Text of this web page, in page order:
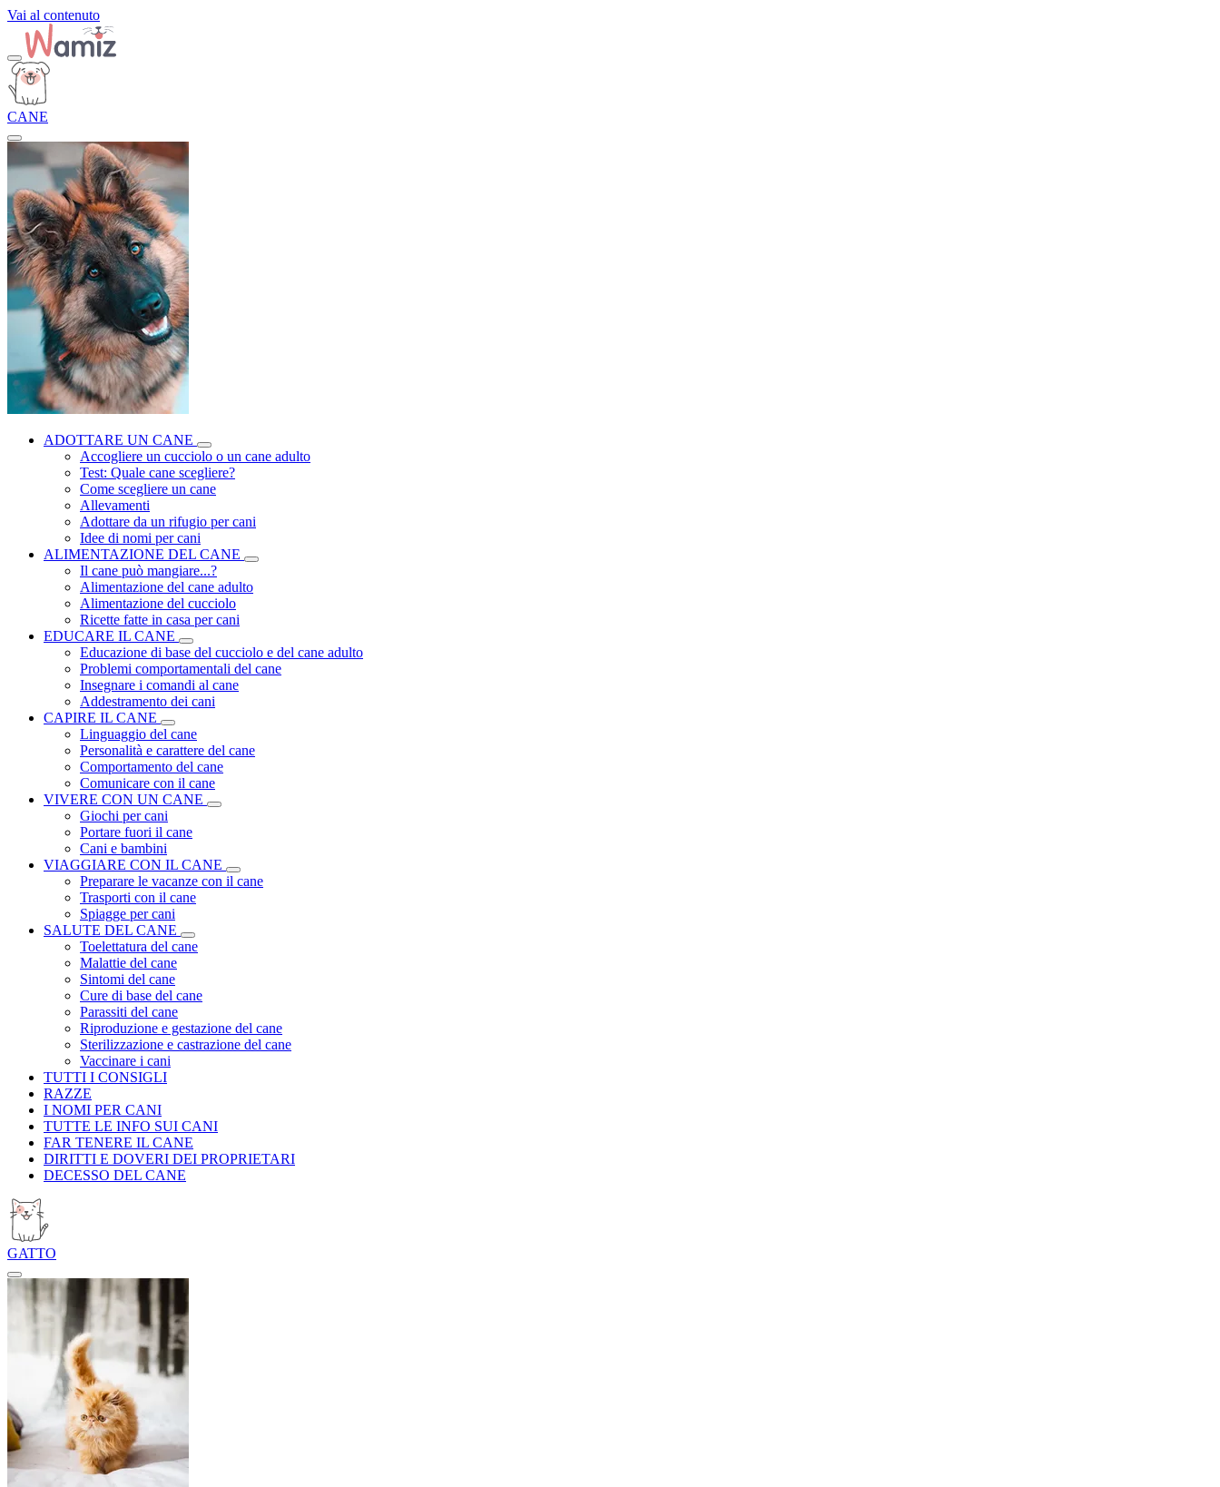
Vai al contenuto
CANE
ADOTTARE UN CANE
Accogliere un cucciolo o un cane adulto
Test: Quale cane scegliere?
Come scegliere un cane
Allevamenti
Adottare da un rifugio per cani
Idee di nomi per cani
ALIMENTAZIONE DEL CANE
Il cane può mangiare...?
Alimentazione del cane adulto
Alimentazione del cucciolo
Ricette fatte in casa per cani
EDUCARE IL CANE
Educazione di base del cucciolo e del cane adulto
Problemi comportamentali del cane
Insegnare i comandi al cane
Addestramento dei cani
CAPIRE IL CANE
Linguaggio del cane
Personalità e carattere del cane
Comportamento del cane
Comunicare con il cane
VIVERE CON UN CANE
Giochi per cani
Portare fuori il cane
Cani e bambini
VIAGGIARE CON IL CANE
Preparare le vacanze con il cane
Trasporti con il cane
Spiagge per cani
SALUTE DEL CANE
Toelettatura del cane
Malattie del cane
Sintomi del cane
Cure di base del cane
Parassiti del cane
Riproduzione e gestazione del cane
Sterilizzazione e castrazione del cane
Vaccinare i cani
TUTTI I CONSIGLI
RAZZE
I NOMI PER CANI
TUTTE LE INFO SUI CANI
FAR TENERE IL CANE
DIRITTI E DOVERI DEI PROPRIETARI
DECESSO DEL CANE
GATTO